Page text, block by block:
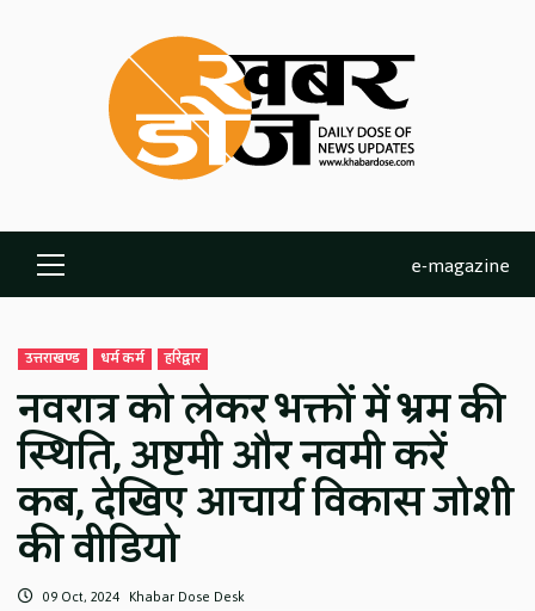
Primary
Menu
e-magazine
उत्तराखण्ड धर्म कर्म हरिद्वार
नवरात्र को लेकर भक्तों में भ्रम की
स्थिति, अष्टमी और नवमी करें
कब, देखिए आचार्य विकास जोशी
की वीडियो
09 Oct, 2024 Khabar Dose Desk